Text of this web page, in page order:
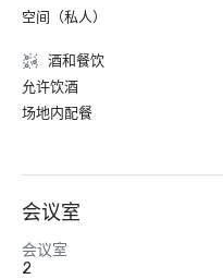
空间（私人）
酒和餐饮
允许饮酒
场地内配餐
会议室
会议室
2